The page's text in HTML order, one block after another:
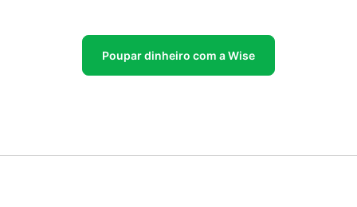
Poupar dinheiro com a Wise